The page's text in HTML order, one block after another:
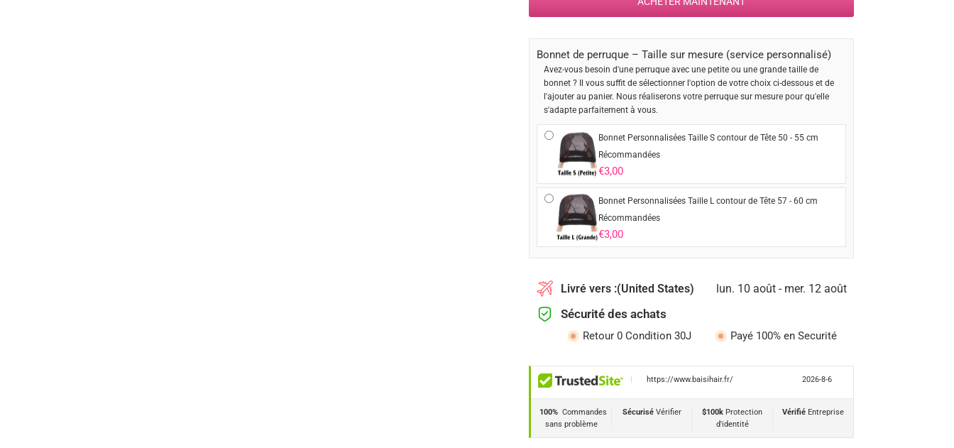
Bonnet de perruque – Taille sur mesure (service personnalisé)
Avez-vous besoin d'une perruque avec une petite ou une grande taille de
bonnet ? Il vous suffit de sélectionner l'option de votre choix ci-dessous et de
l'ajouter au panier. Nous réaliserons votre perruque sur mesure pour qu'elle
s'adapte parfaitement à vous.
Bonnet Personnalisées Taille S contour de Tête 50 - 55 cm
Récommandées
€3,00
Bonnet Personnalisées Taille L contour de Tête 57 - 60 cm
Récommandées
€3,00
Livré vers :(United States) lun. 10 août - mer. 12 août
Sécurité des achats
Retour 0 Condition 30J Payé 100% en Securité
https://www.baisihair.fr/ 2026-8-6
100% Commandes
sans problème
SécuriséVérifier $100k Protection
d'identité
Vérifié Entreprise